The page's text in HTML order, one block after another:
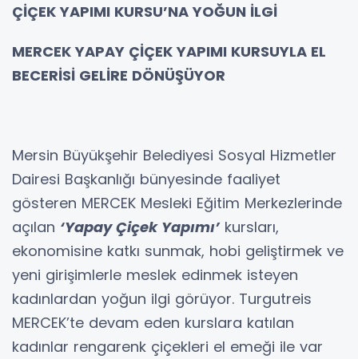
ÇİÇEK YAPIMI KURSU’NA YOĞUN İLGİ
MERCEK YAPAY ÇİÇEK YAPIMI KURSUYLA EL
BECERİSİ GELİRE DÖNÜŞÜYOR
Mersin Büyükşehir Belediyesi Sosyal Hizmetler
Dairesi Başkanlığı bünyesinde faaliyet
gösteren MERCEK Mesleki Eğitim Merkezlerinde
açılan ‘Yapay Çiçek Yapımı’kursları,
ekonomisine katkı sunmak, hobi geliştirmek ve
yeni girişimlerle meslek edinmek isteyen
kadınlardan yoğun ilgi görüyor. Turgutreis
MERCEK’te devam eden kurslara katılan
kadınlar rengarenk çiçekleri el emeği ile var